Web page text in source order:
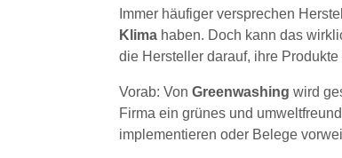
Immer häufiger versprechen
Klima haben. Doch kann das
die Hersteller darauf, ihre
Vorab: VonGreenwashingwird
Firma ein grünes und
implementieren oder Belege